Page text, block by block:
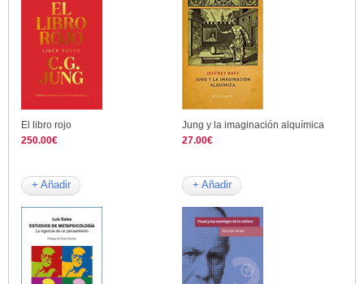
El libro rojo
250.00€
+ Añadir
Jung y la imaginación alquímica
27.00€
+ Añadir